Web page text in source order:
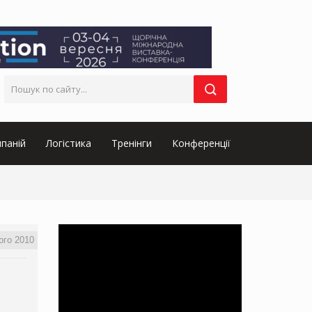
Логістика Тренінги Конференції
2010